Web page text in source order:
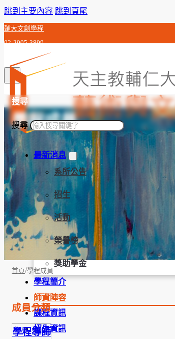
跳到主要內容 跳到頁尾
輔大文創學程
02-2905-3899
c0j992010@gmail.com
搜尋
搜尋
最新消息
系所公告
招生
活動
榮譽榜
獎助學金
學程簡介
師資陣容
課程資訊
招生資訊
學程成員
首頁/學程成員
成員分類
學程導師